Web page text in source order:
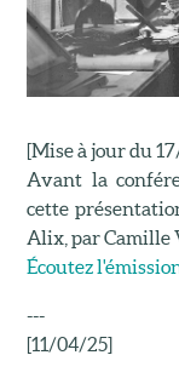
[Mise à jour du
Avant la
cette
Alix, par Camille
Écoutez
---
[11/04/25]